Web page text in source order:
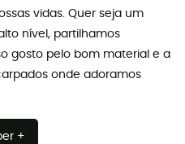
vidas. Quer seja um
nível, partilhamos
gosto pelo bom material e a
onde adoramos
+